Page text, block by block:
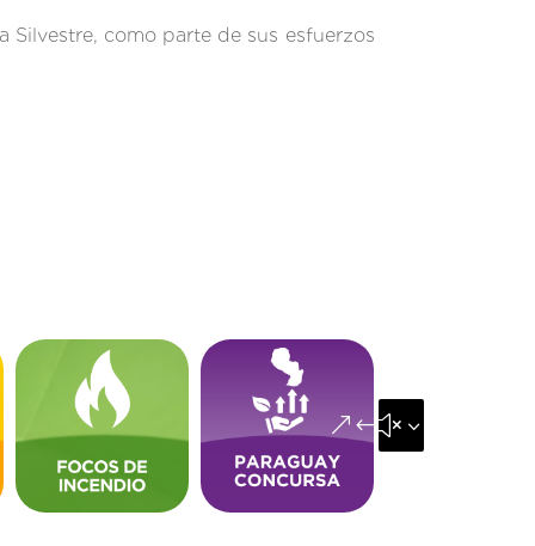
Silvestre, como parte de sus esfuerzos
&#x35;